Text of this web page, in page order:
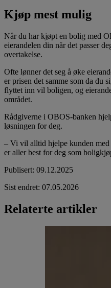
Kjøp mest mulig
Når du har kjøpt en bolig med
eierandelen din når det passer
overtakelse.
Ofte lønner det seg å øke
er prisen det samme som da du
flyttet inn vil boligen, og
området.
Rådgiverne i OBOS-banken
løsningen for deg.
– Vi vil alltid hjelpe kunden
er aller best for deg som
Publisert: 09.12.2025
Sist endret: 07.05.2026
Relaterte artikler